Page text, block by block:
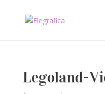
Legoland-